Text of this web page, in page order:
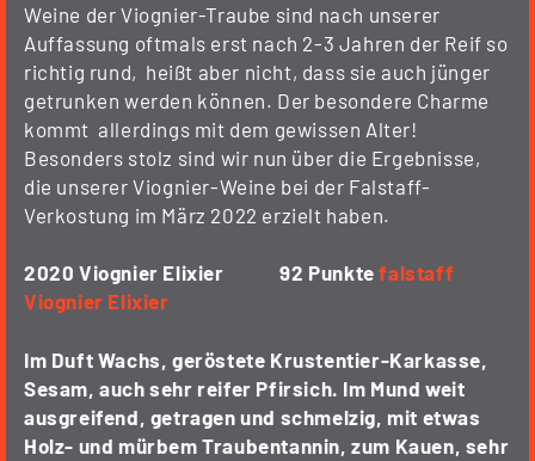
Weine der Viognier-Traube sind nach unserer
Auffassung oftmals erst nach 2-3 Jahren der Reif so
richtig rund, heißt aber nicht, dass sie auch jünger
getrunken werden können. Der besondere Charme
kommt allerdings mit dem gewissen Alter!
Besonders stolz sind wir nun über die Ergebnisse,
die unserer Viognier-Weine bei der Falstaff-
Verkostung im März 2022 erzielt haben.
2020 Viognier Elixier 92 Punktefalstaff
Viognier Elixier
Im Duft Wachs, geröstete Krustentier-Karkasse,
Sesam, auch sehr reifer Pfirsich. Im Mund weit
ausgreifend, getragen und schmelzig, mit etwas
Holz- und mürbem Traubentannin, zum Kauen, sehr